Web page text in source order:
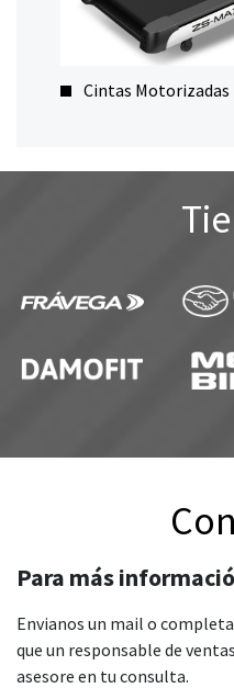
Cintas Motorizadas
Para más
Envianos un mail o
que un responsable de
asesore en tu consulta.